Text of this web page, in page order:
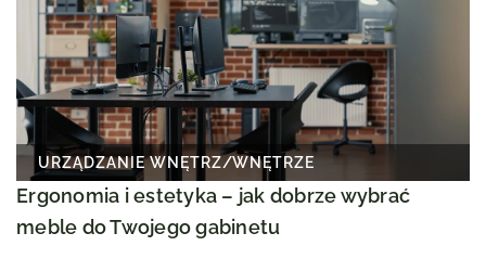
URZĄDZANIE WNĘTRZ/WNĘTRZE
Ergonomia i estetyka – jak dobrze wybrać
meble do Twojego gabinetu